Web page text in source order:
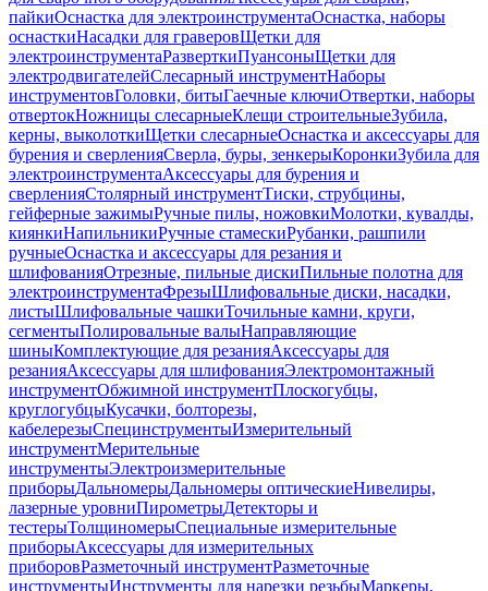
пайкиОснастка для электроинструментаОснастка, наборы
оснасткиНасадки для граверовЩетки для
электроинструментаРазверткиПуансоныЩетки для
электродвигателейСлесарный инструментНаборы
инструментовГоловки, битыГаечные ключиОтвертки, наборы
отвертокНожницы слесарныеКлещи строительныеЗубила,
керны, выколоткиЩетки слесарныеОснастка и аксессуары для
бурения и сверленияСверла, буры, зенкерыКоронкиЗубила для
электроинструментаАксессуары для бурения и
сверленияСтолярный инструментТиски, струбцины,
гейферные зажимыРучные пилы, ножовкиМолотки, кувалды,
киянкиНапильникиРучные стамескиРубанки, рашпили
ручныеОснастка и аксессуары для резания и
шлифованияОтрезные, пильные дискиПильные полотна для
электроинструментаФрезыШлифовальные диски, насадки,
листыШлифовальные чашкиТочильные камни, круги,
сегментыПолировальные валыНаправляющие
шиныКомплектующие для резанияАксессуары для
резанияАксессуары для шлифованияЭлектромонтажный
инструментОбжимной инструментПлоскогубцы,
круглогубцыКусачки, болторезы,
кабелерезыСпецинструментыИзмерительный
инструментМерительные
инструментыЭлектроизмерительные
приборыДальномерыДальномеры оптическиеНивелиры,
лазерные уровниПирометрыДетекторы и
тестерыТолщиномерыСпециальные измерительные
приборыАксессуары для измерительных
приборовРазметочный инструментРазметочные
инструментыИнструменты для нарезки резьбыМаркеры,